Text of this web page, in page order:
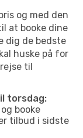
og med den
at booke dine
dig de bedste
huske på for
til
torsdag:
booke
tilbud i sidste